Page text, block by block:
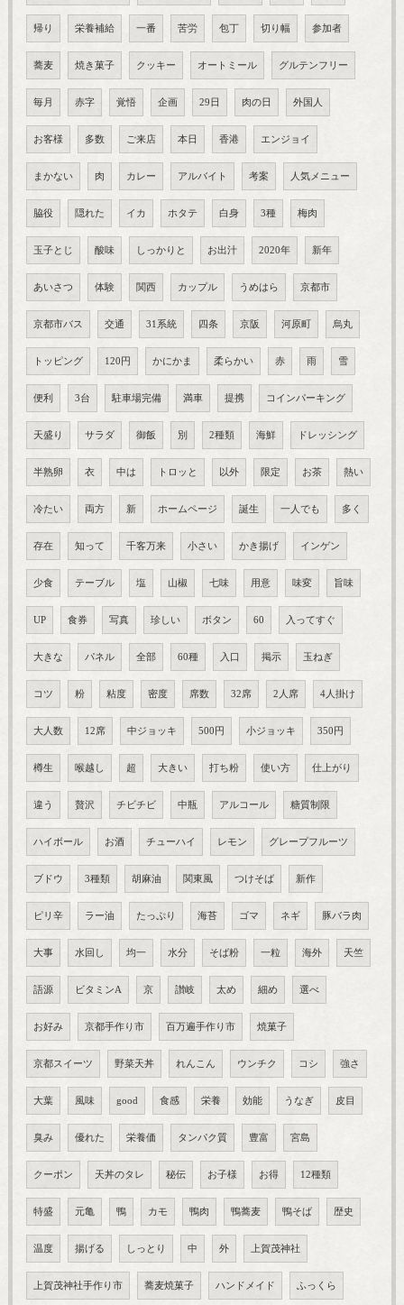
帰り 栄養補給 一番 苦労 包丁 切り幅 参加者
蕎麦 焼き菓子 クッキー オートミール グルテンフリー
毎月 赤字 覚悟 企画 29日 肉の日 外国人
お客様 多数 ご来店 本日 香港 エンジョイ
まかない 肉 カレー アルバイト 考案 人気メニュー
脇役 隠れた イカ ホタテ 白身 3種 梅肉
玉子とじ 酸味 しっかりと お出汁 2020年 新年
あいさつ 体験 関西 カップル うめはら 京都市
京都市バス 交通 31系統 四条 京阪 河原町 烏丸
トッピング 120円 かにかま 柔らかい 赤 雨 雪
便利 3台 駐車場完備 満車 提携 コインパーキング
天盛り サラダ 御飯 別 2種類 海鮮 ドレッシング
半熟卵 衣 中は トロッと 以外 限定 お茶 熱い
冷たい 両方 新 ホームページ 誕生 一人でも 多く
存在 知って 千客万来 小さい かき揚げ インゲン
少食 テーブル 塩 山椒 七味 用意 味変 旨味
UP 食券 写真 珍しい ボタン 60 入ってすぐ
大きな パネル 全部 60種 入口 掲示 玉ねぎ
コツ 粉 粘度 密度 席数 32席 2人席 4人掛け
大人数 12席 中ジョッキ 500円 小ジョッキ 350円
樽生 喉越し 超 大きい 打ち粉 使い方 仕上がり
違う 贅沢 チビチビ 中瓶 アルコール 糖質制限
ハイボール お酒 チューハイ レモン グレープフルーツ
ブドウ 3種類 胡麻油 関東風 つけそば 新作
ピリ辛 ラー油 たっぷり 海苔 ゴマ ネギ 豚バラ肉
大事 水回し 均一 水分 そば粉 一粒 海外 天竺
語源 ビタミンA 京 讃岐 太め 細め 選べ
お好み 京都手作り市 百万遍手作り市 焼菓子
京都スイーツ 野菜天丼 れんこん ウンチク コシ 強さ
大葉 風味 good 食感 栄養 効能 うなぎ 皮目
臭み 優れた 栄養価 タンパク質 豊富 宮島
クーポン 天丼のタレ 秘伝 お子様 お得 12種類
特盛 元亀 鴨 カモ 鴨肉 鴨蕎麦 鴨そば 歴史
温度 揚げる しっとり 中 外 上賀茂神社
上賀茂神社手作り市 蕎麦焼菓子 ハンドメイド ふっくら